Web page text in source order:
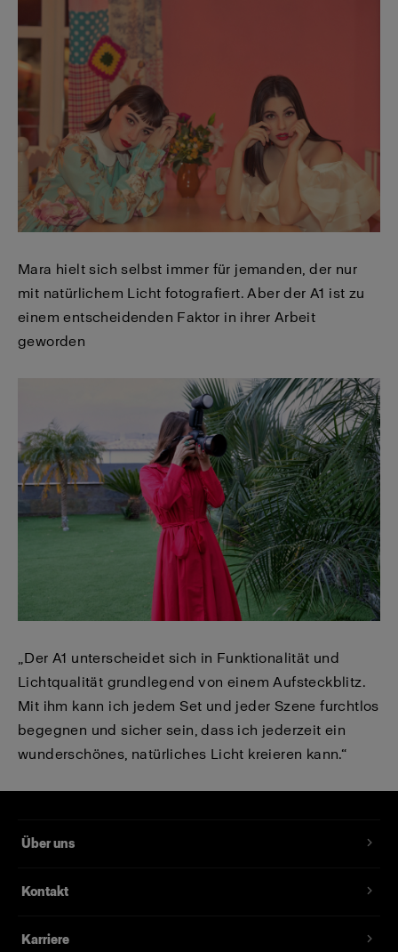
Mara hielt sich selbst immer für jemanden, der nur
mit natürlichem Licht fotografiert. Aber der A1 ist zu
einem entscheidenden Faktor in ihrer Arbeit
geworden
„Der A1 unterscheidet sich in Funktionalität und
Lichtqualität grundlegend von einem Aufsteckblitz.
Mit ihm kann ich jedem Set und jeder Szene furchtlos
begegnen und sicher sein, dass ich jederzeit ein
wunderschönes, natürliches Licht kreieren kann.“
Über uns
Kontakt
Karriere